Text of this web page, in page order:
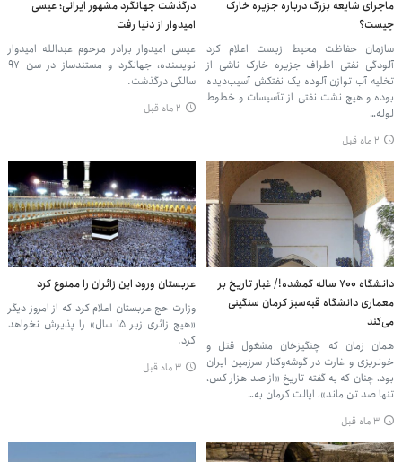
ماجرای شایعه بزرگ درباره جزیره خارک
چیست؟
سازمان حفاظت محیط‌ زیست اعلام کرد
آلودگی نفتی اطراف جزیره خارک ناشی از
تخلیه آب توازن آلوده یک نفتکش آسیب‌دیده
بوده و هیچ نشت نفتی از تأسیسات و خطوط
لوله…
۲ ماه قبل
درگذشت جهانگرد مشهور ایرانی؛ عیسی
امیدوار از دنیا رفت
عیسی امیدوار برادر مرحوم عبدالله امیدوار
نویسنده، جهانگرد و مستندساز در سن ۹۷
سالگی درگذشت.
۲ ماه قبل
دانشگاه ۷۰۰ ساله گمشده!/ غبار تاریخ بر
معماری دانشگاه قبه‌سبز کرمان سنگینی
می‌کند
همان زمان که چنگیزخان مشغول قتل و
خونریزی و غارت در گوشه‌وکنار سرزمین ایران
بود، چنان که به گفته تاریخ «از صد هزار کس،
تنها صد تن ماند»، ایالت کرمان به…
۳ ماه قبل
عربستان ورود این زائران را ممنوع کرد
وزارت حج عربستان اعلام کرد که از امروز دیگر
«هیچ زائری زیر ۱۵ سال» را پذیرش نخواهد
کرد.
۳ ماه قبل